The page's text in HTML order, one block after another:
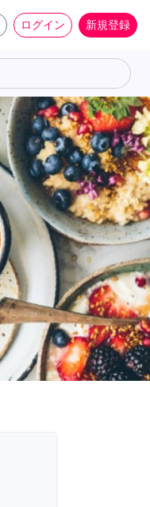
ログイン 新規登録